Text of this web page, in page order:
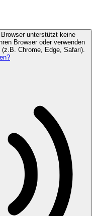
Browser unterstützt keine
Browser oder verwenden
Chrome, Edge, Safari).